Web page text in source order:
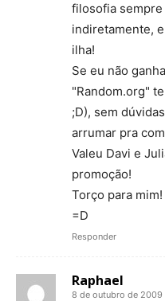
filosofia sempre
indiretamente,
ilha!
Se eu não
"Random.org"
;D), sem
arrumar pra
Valeu Davi e
promoção!
Torço para mim!
=D
Responder
Raphael
8 de outubro de 2009